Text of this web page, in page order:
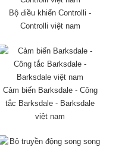
Bộ điều khiển Controlli -
Controlli việt nam
Cảm biến Barksdale - Công
tắc Barksdale - Barksdale
việt nam